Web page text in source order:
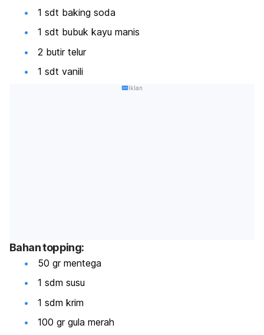
1 sdt baking soda
1 sdt bubuk kayu manis
2 butir telur
1 sdt vanili
Iklan
Bahan topping:
50 gr mentega
1 sdm susu
1 sdm krim
100 gr gula merah